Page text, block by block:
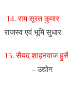
14. राम सूरत कुमार
राजस्व एवं भूमि सुधार
15. सैयद
– उद्योग